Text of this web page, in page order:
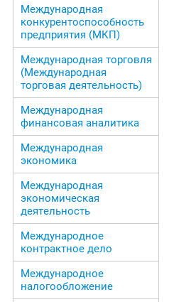
Международная
конкурентоспособность
предприятия (МКП)
Международная торговля
(Международная
торговая деятельность)
Международная
финансовая аналитика
Международная
экономика
Международная
экономическая
деятельность
Международное
контрактное дело
Международное
налогообложение